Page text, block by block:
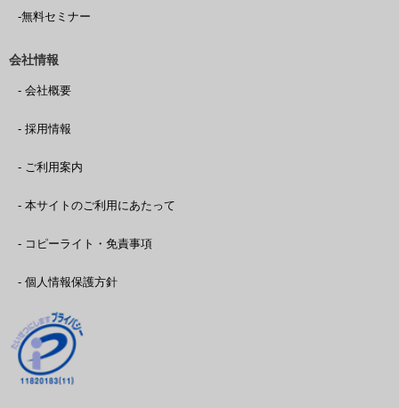
-無料セミナー
会社情報
- 会社概要
- 採用情報
- ご利用案内
- 本サイトのご利用にあたって
- コピーライト・免責事項
- 個人情報保護方針